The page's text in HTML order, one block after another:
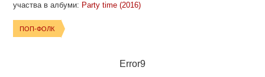
участва в албуми: Party time (2016)
ПОП-ФОЛК
Error9